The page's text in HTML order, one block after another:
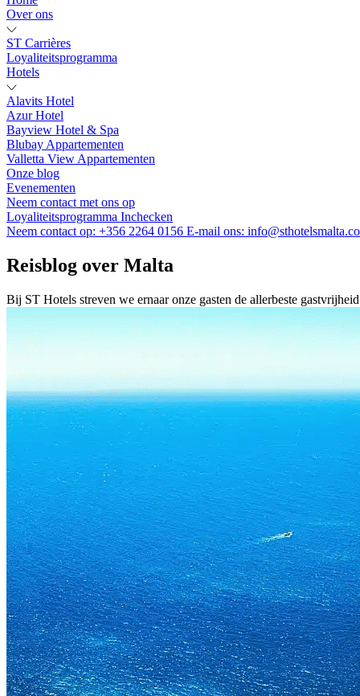
Over ons
ST Carrières
Loyaliteitsprogramma
Hotels
Alavits Hotel
Azur Hotel
Bayview Hotel & Spa
Blubay Appartementen
Valletta View Appartementen
Onze blog
Evenementen
Neem contact met ons op
Loyaliteitsprogramma Inchecken
Neem contact op: +356 2264 0156 E-mail ons:
Reisblog over Malta
Bij ST Hotels streven we ernaar onze gasten de allerbeste